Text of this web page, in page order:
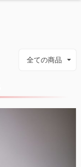
全ての商品